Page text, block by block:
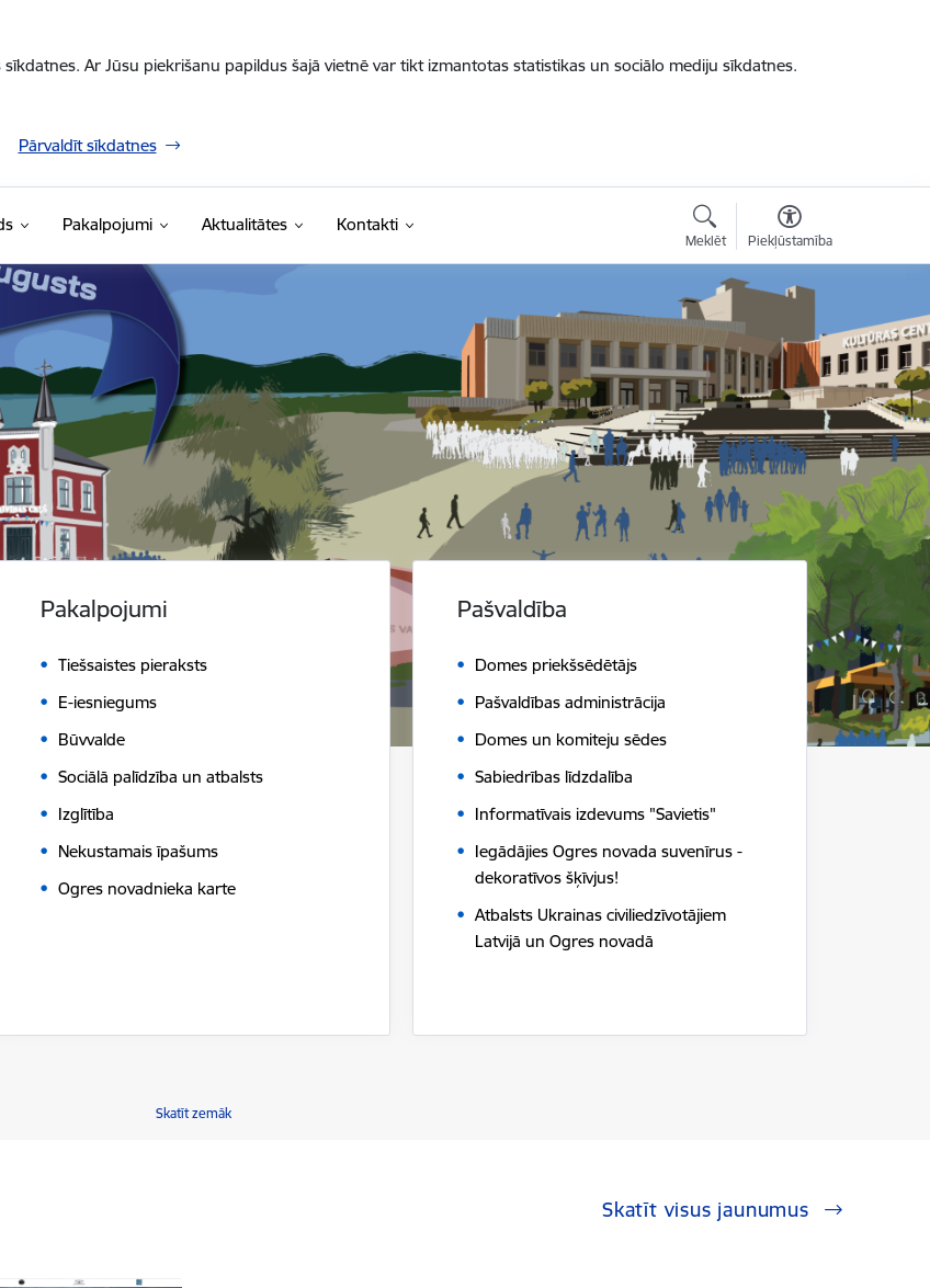
Ar Jūsu piekrišanu papildus šajā vietnē var tikt izmantotas statistikas un sociālo mediju sīkdatnes.
Pārvaldīt sīkdatnes
Pakalpojumi Aktualitātes Kontakti
Meklēt Piekļūstamība
Pakalpojumi
Tiešsaistes pieraksts
E-iesniegums
Būvvalde
Sociālā palīdzība un atbalsts
Izglītība
Nekustamais īpašums
Ogres novadnieka karte
Pašvaldība
Domes priekšsēdētājs
Pašvaldības administrācija
Domes un komiteju sēdes
Sabiedrības līdzdalība
Informatīvais izdevums "Savietis"
Iegādājies Ogres novada suvenīrus -
dekoratīvos šķīvjus!
Atbalsts Ukrainas civiliedzīvotājiem
Latvijā un Ogres novadā
Skatīt zemāk
Skatīt visus jaunumus